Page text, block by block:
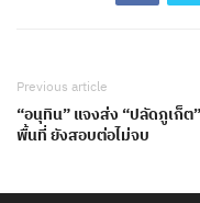
Previous article
“อนุทิน” แจงส่ง “ปลัดภูเก็ต
พื้นที่ ยังสอบต่อไม่จบ